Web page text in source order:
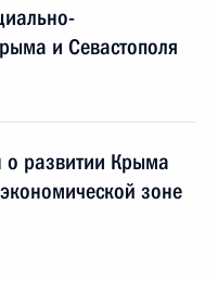
и Севастополя
о развитии Крыма
зоне